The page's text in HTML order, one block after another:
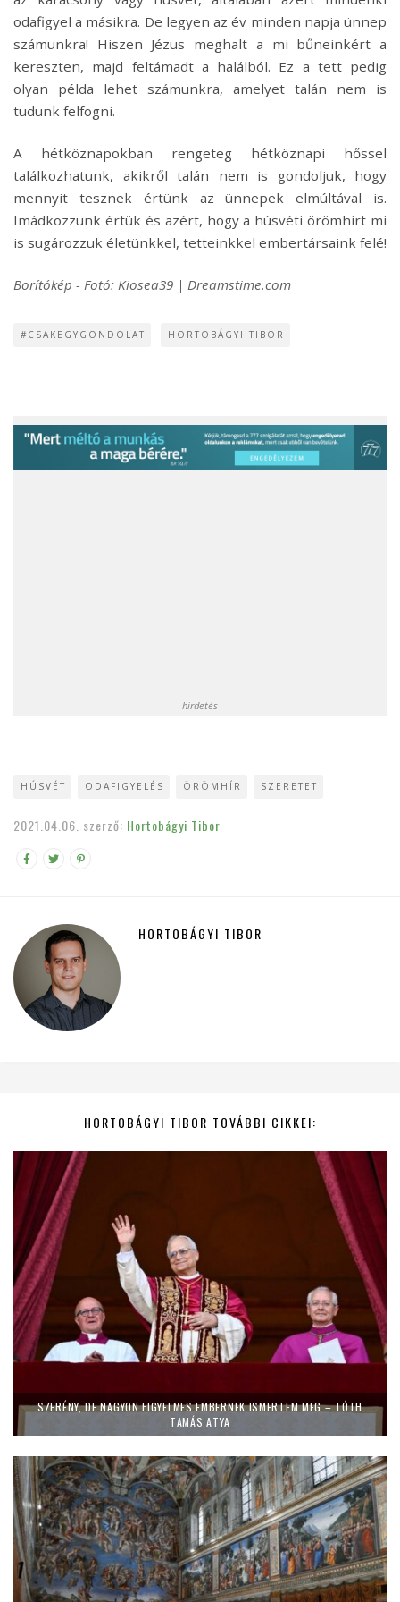
odafigyel a másikra. De legyen az év minden napja ünnep
számunkra! Hiszen Jézus meghalt a mi bűneinkért a
kereszten, majd feltámadt a halálból. Ez a tett pedig
olyan példa lehet számunkra, amelyet talán nem is
tudunk felfogni.
A hétköznapokban rengeteg hétköznapi hőssel
találkozhatunk, akikről talán nem is gondoljuk, hogy
mennyit tesznek értünk az ünnepek elmúltával is.
Imádkozzunk értük és azért, hogy a húsvéti örömhírt mi
is sugározzuk életünkkel, tetteinkkel embertársaink felé!
Borítókép - Fotó: Kiosea39 | Dreamstime.com
#CSAKEGYGONDOLAT HORTOBÁGYI TIBOR
hirdetés
HÚSVÉT ODAFIGYELÉS ÖRÖMHÍR SZERETET
2021.04.06. szerző: Hortobágyi Tibor
HORTOBÁGYI TIBOR
HORTOBÁGYI TIBOR TOVÁBBI CIKKEI:
SZERÉNY, DE NAGYON FIGYELMES EMBERNEK ISMERTEM MEG – TÓTH
TAMÁS ATYA